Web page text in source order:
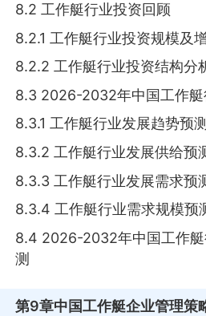
8.2 工作艇行业投资回顾
8.2.1 工作艇行业投资规模及
8.2.2 工作艇行业投资结构分
8.3 2026-2032年中国工作艇
8.3.1 工作艇行业发展趋势预测
8.3.2 工作艇行业发展供给预
8.3.3 工作艇行业发展需求预
8.3.4 工作艇行业需求规模预
8.4 2026-2032年中国工作
测
第9章中国工作艇企业管理策